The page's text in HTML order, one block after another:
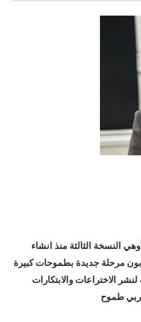
النسخة الثالثة منذ انشاء
موهوبون مرحلة جديدة بطموحات كبيرة
الاختراعات والابتكارات
طموح